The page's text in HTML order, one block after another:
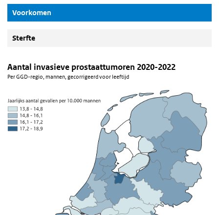
Voorkomen
Sterfte
Aantal invasieve prostaattumoren 2020-2022
Per GGD-regio, mannen, gecorrigeerd voor leeftijd